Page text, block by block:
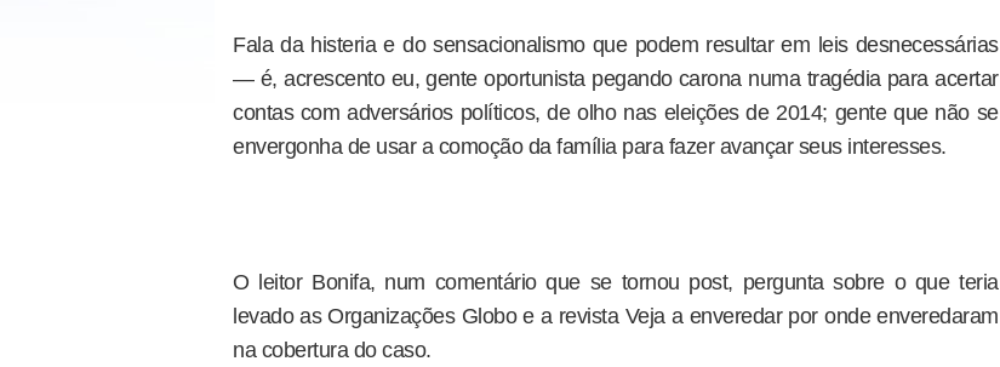
Fala da histeria e do sensacionalismo que podem resultar em leis desnecessárias
— é, acrescento eu, gente oportunista pegando carona numa tragédia para acertar
contas com adversários políticos, de olho nas eleições de 2014; gente que não se
envergonha de usar a comoção da família para fazer avançar seus interesses.
O leitor Bonifa, num comentário que se tornou post, pergunta sobre o que teria
levado as Organizações Globo e a revista Veja a enveredar por onde enveredaram
na cobertura do caso.